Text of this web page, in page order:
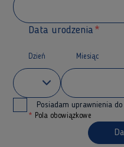
Data urodzenia
Dzień Miesiąc
Posiadam uprawnienia
* Pola obowiązkowe